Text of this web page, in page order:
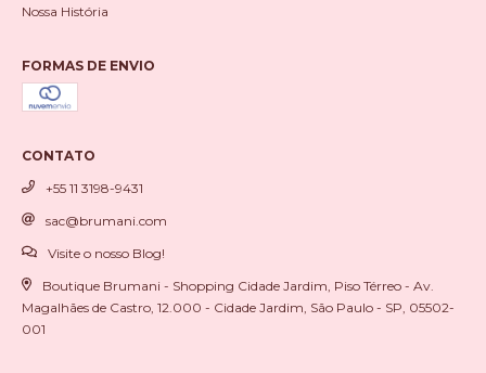
Nossa História
FORMAS DE ENVIO
CONTATO
+55 11 3198-9431
sac@brumani.com
Visite o nosso Blog!
Boutique Brumani - Shopping Cidade Jardim, Piso Térreo - Av.
Magalhães de Castro, 12.000 - Cidade Jardim, São Paulo - SP, 05502-
001